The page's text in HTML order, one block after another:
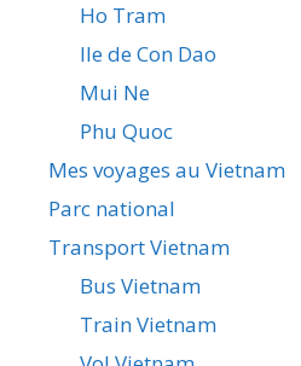
Ho Tram
Ile de Con Dao
Mui Ne
Phu Quoc
Mes voyages au Vietnam
Parc national
Transport Vietnam
Bus Vietnam
Train Vietnam